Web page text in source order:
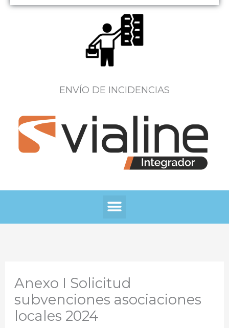
ENVÍO DE INCIDENCIAS
Menú
Anexo I Solicitud
subvenciones asociaciones
locales 2024